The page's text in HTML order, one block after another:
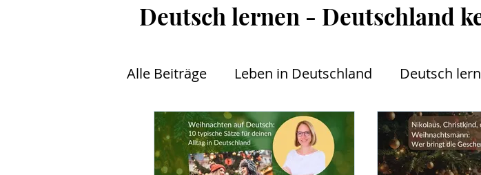
Deutsch lernen - Deutschland
Alle Beiträge Leben in Deutschland Deutsch